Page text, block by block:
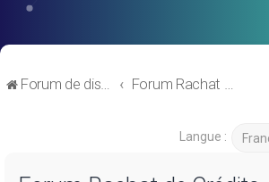
Forum de discussions sur le Regroupement de Crédits et le Rachat de Crédits Forum Rachat de Crédits
Langue :